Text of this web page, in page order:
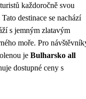
každoročně svou
destinace se nachází
s jemným zlatavým
moře. Pro
je Bulharsko all
dostupné ceny s